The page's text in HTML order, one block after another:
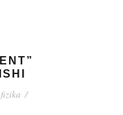
fizika /